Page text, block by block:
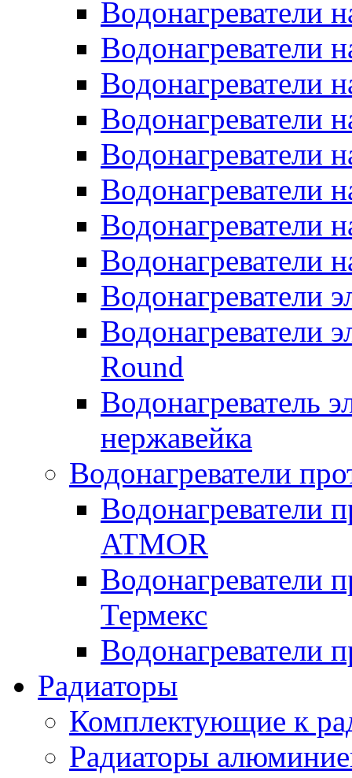
Водонагреватели
Водонагреватели
Водонагреватели
Водонагреватели
Водонагреватели
Водонагреватели
Водонагреватели
Водонагреватели
Водонагреватели
Водонагреватели
Round
Водонагреватель
нержавейка
Водонагреватели
Водонагреватели
ATMOR
Водонагреватели
Термекс
Водонагреватели
Радиаторы
Комплектующие к
Радиаторы